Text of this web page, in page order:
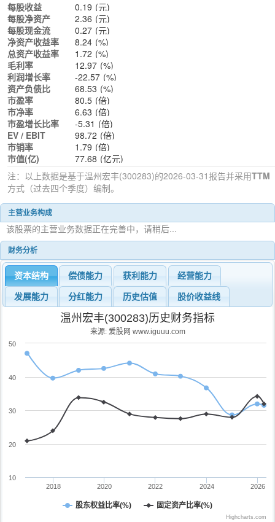
每股收益 0.19 (元)
每股净资产
2.36 (元)
每股现金流
0.27 (元)
净资产收益率
8.24 (%)
总资产收益率
1.72 (%)
毛利率
12.97 (%)
利润增长率
-22.57 (%)
资产负债比
68.53 (%)
市盈率
80.5 (倍)
市净率
6.63 (倍)
市盈增长比率
-5.31 (倍)
EV / EBIT
98.72 (倍)
市销率
1.79 (倍)
市值(亿)
77.68 (亿元)
注：以上数据是基于温州宏丰(300283)的2026-03-31报告并采用TTM
方式（过去四个季度）编制。
主营业务构成
该股票的主营业务数据正在完善中，请稍后...
财务分析
资本结构 偿债能力 获利能力 经营能力
发展能力 分红能力 历史估值 股价收益线
温州宏丰(300283)历史财务指标
来源: 爱股网 www.iguuu.com
股东权益比率(%) 固定资产比率(%)
2018 2020 2022 2024 2026
10
20
30
40
50
Highcharts.com